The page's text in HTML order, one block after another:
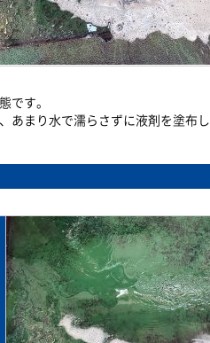
です。
あまり水で濡らさずに液剤を塗布